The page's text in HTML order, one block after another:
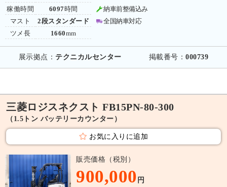
稼働時間
マスト
ツメ長
6097時間
2段スタンダード
1660mm
納車前整備込み
全国納車対応
展示拠点： テクニカルセンター 掲載番号：000739
三菱ロジスネクスト FB15PN-80-300
（1.5トン バッテリーカウンター）
お気に入りに追加
販売価格（税別）
900,000 円